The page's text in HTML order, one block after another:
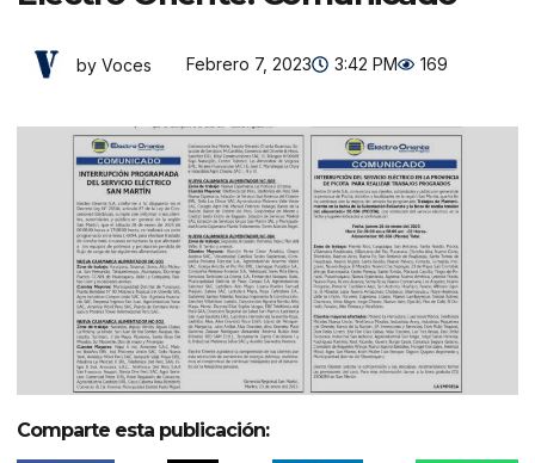
by Voces Febrero 7, 2023 3:42 PM 169
Comparte esta publicación: